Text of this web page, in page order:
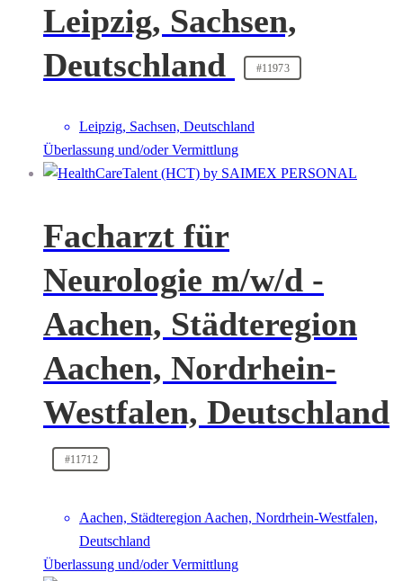
Leipzig, Sachsen,
Deutschland
#11973
Leipzig, Sachsen, Deutschland
Überlassung und/oder Vermittlung
Facharzt für
Neurologie m/w/d -
Aachen, Städteregion
Aachen, Nordrhein-
Westfalen, Deutschland
#11712
Aachen, Städteregion Aachen, Nordrhein-Westfalen,
Deutschland
Überlassung und/oder Vermittlung